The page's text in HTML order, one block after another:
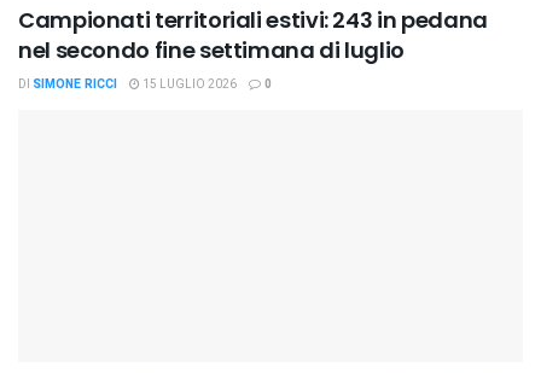
Campionati territoriali estivi: 243 in pedana
nel secondo fine settimana di luglio
DI SIMONE RICCI 15 LUGLIO 2026 0